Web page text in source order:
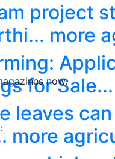
now.
project
more
for
leaves
more